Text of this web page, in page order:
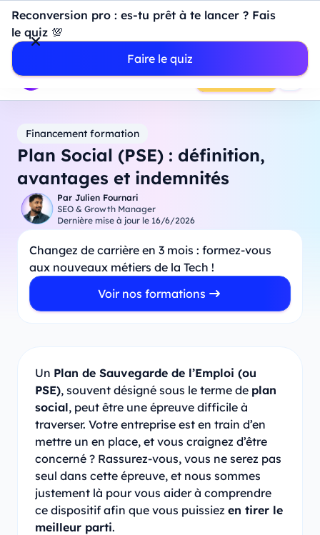
Reconversion pro : es-tu prêt à te lancer ? Fais
le quiz 💯
Faire le quiz
Introduction à Power BI : construisez votre premier
dashboard de A à Z
- Mardi 11 Août
18h00
Professionnels
Étudiants Parents Entreprises
Prendre RDV
Financement formation
Plan Social (PSE) : définition,
avantages et indemnités
Par Julien Fournari
SEO & Growth Manager
Dernière mise à jour le 16/6/2026
Changez de carrière en 3 mois : formez-vous
aux nouveaux métiers de la Tech !
Voir nos formations
Un Plan de Sauvegarde de l’Emploi (ou
PSE), souvent désigné sous le terme de plan
social, peut être une épreuve difficile à
traverser. Votre entreprise est en train d’en
mettre un en place, et vous craignez d’être
concerné ? Rassurez-vous, vous ne serez pas
seul dans cette épreuve, et nous sommes
justement là pour vous aider à comprendre
ce dispositif afin que vous puissiez en tirer le
meilleur parti.